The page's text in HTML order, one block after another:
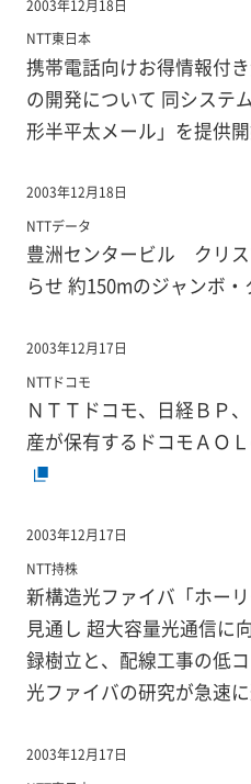
2003年12月18日
NTT東日本
携帯電話向けお得情報付
の開発について 同システ
形半平太メール」を提供
2003年12月18日
NTTデータ
豊洲センタービル クリ
らせ 約150mのジャンボ
2003年12月17日
NTTドコモ
ＮＴＴドコモ、日経ＢＰ
産が保有するドコモＡＯ
2003年12月17日
NTT持株
新構造光ファイバ「ホー
見通し 超大容量光通信に
録樹立と、配線工事の低
光ファイバの研究が急速
2003年12月17日